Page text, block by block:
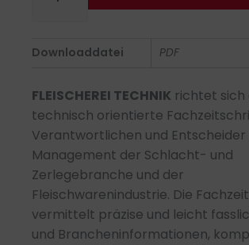
PDF
Downloaddatei PDF
FLEISCHEREI TECHNIK richtet sich
technisch orientierte
Verantwortlichen und Entscheider
Management der Schlacht- und
Zerlegebranche und der
Fleischwarenindustrie. Die
vermittelt präzise und leicht
und Brancheninformationen,